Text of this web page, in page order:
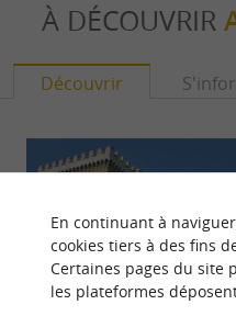
À DÉCOUVRIR
Découvrir
En continuant à
cookies tiers à des fins
Certaines pages du site
les plateformes